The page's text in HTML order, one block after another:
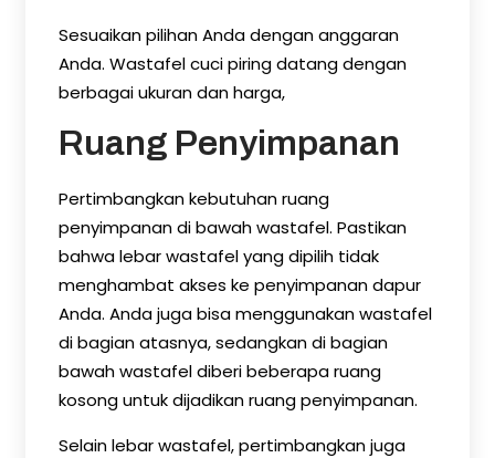
Sesuaikan pilihan Anda dengan anggaran
Anda. Wastafel cuci piring datang dengan
berbagai ukuran dan harga,
Ruang Penyimpanan
Pertimbangkan kebutuhan ruang
penyimpanan di bawah wastafel. Pastikan
bahwa lebar wastafel yang dipilih tidak
menghambat akses ke penyimpanan dapur
Anda. Anda juga bisa menggunakan wastafel
di bagian atasnya, sedangkan di bagian
bawah wastafel diberi beberapa ruang
kosong untuk dijadikan ruang penyimpanan.
Selain lebar wastafel, pertimbangkan juga